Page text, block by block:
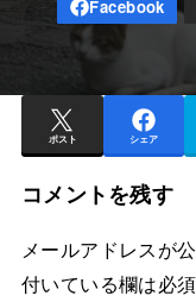
ポスト シェア
コメントを残す
メールアドレスが
付いている欄は必